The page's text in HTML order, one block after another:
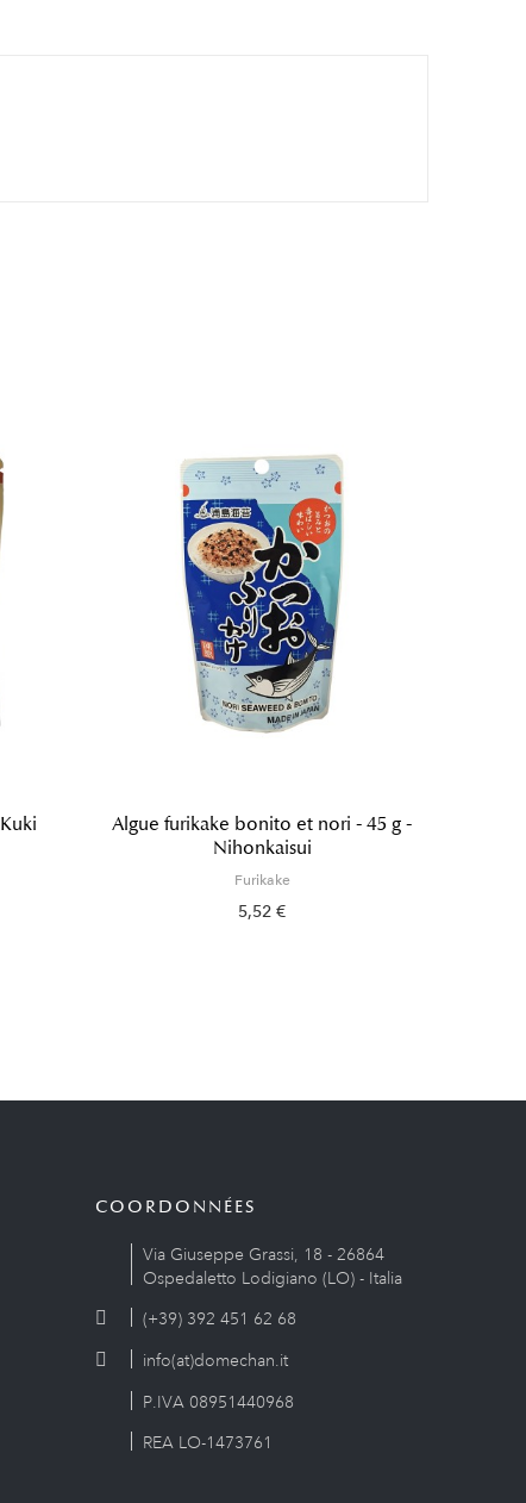
Algue furikake bonito et nori - 45 g -
Nihonkaisui
Furikake
5,52 €
COORDONNÉES
Via Giuseppe Grassi, 18 - 26864
Ospedaletto Lodigiano (LO) - Italia
(+39) 392 451 62 68
info(at)domechan.it
P.IVA 08951440968
REA LO-1473761